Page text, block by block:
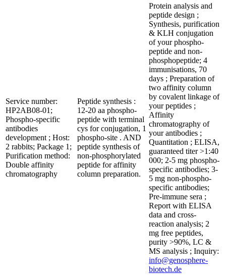
Service number:
HP2AB08-01;
Phospho-specific
antibodies
development ; Host:
2 rabbits; Package 1;
Purification method:
Double affinity
chromatography
Peptide synthesis :
12-20 aa phospho-
peptide with terminal
cys for conjugation, 1
phospho-site . AND
peptide synthesis of
non-phosphorylated
peptide for affinity
column preparation.
Protein analysis and
peptide design ;
Synthesis, purification
& KLH conjugation
of your phospho-
peptide and non-
phosphopeptide; 4
immunisations, 70
days ; Preparation of
two affinity column
by covalent linkage of
your peptides ;
Affinity
chromatography of
your antibodies ;
Quantitation ; ELISA,
guaranteed titer >1:40
000; 2-5 mg phospho-
specific antibodies; 3-
5 mg non-phospho-
specific antibodies;
Pre-immune sera ;
Report with ELISA
data and cross-
reaction analysis; 2
mg free peptides,
purity >90%, LC &
MS analysis ; Inquiry:
info@genosphere-
biotech.de